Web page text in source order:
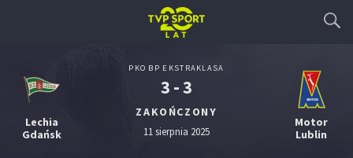
Lechia
Gdańsk
PKO BP EKSTRAKLASA
3 - 3
ZAKOŃCZONY
11 sierpnia 2025
Motor
Lublin